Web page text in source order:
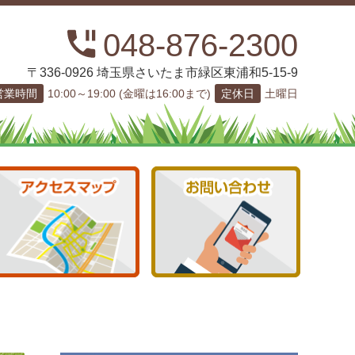
048-876-2300
〒336-0926 埼玉県さいたま市緑区東浦和5-15-9
業時間 10:00～19:00 (金曜は16:00まで) 定休日 土曜日